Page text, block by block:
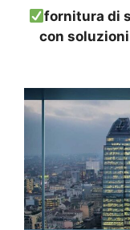
fornitura di
con